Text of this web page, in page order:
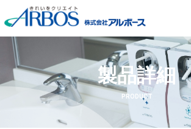
製品詳細
PRODUCT